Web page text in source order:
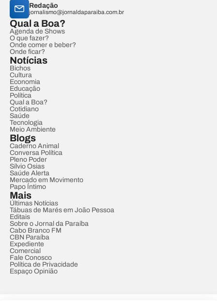
Redação
jornalismo@jornaldaparaiba.com.br
Qual a Boa?
Agenda de Shows
O que fazer?
Onde comer e beber?
Onde ficar?
Notícias
Bichos
Cultura
Economia
Educação
Política
Qual a Boa?
Cotidiano
Saúde
Tecnologia
Meio Ambiente
Blogs
Caderno Animal
Conversa Política
Pleno Poder
Sílvio Osias
Saúde Alerta
Mercado em Movimento
Papo Íntimo
Mais
Últimas Notícias
Tábuas de Marés em João Pessoa
Editais
Sobre o Jornal da Paraíba
Cabo Branco FM
CBN Paraíba
Expediente
Comercial
Fale Conosco
Política de Privacidade
Espaço Opinião